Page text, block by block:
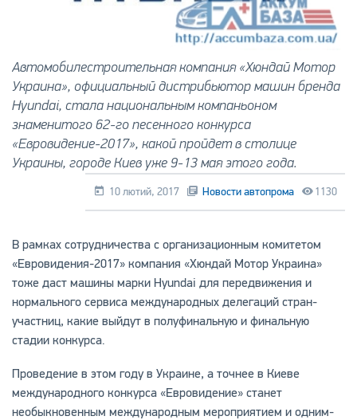
Автомобилестроительная компания «Хюндай Мотор
Украина», официальный дистрибьютор машин бренда
Hyundai, стала национальным компаньоном
знаменитого 62-го песенного конкурса
«Евровидение-2017», какой пройдет в столице
Украины, городе Киев уже 9-13 мая этого года.
10 лютий, 2017 Новости автопрома 1130
В рамках сотрудничества с организационным комитетом
«Евровидения-2017» компания «Хюндай Мотор Украина»
тоже даст машины марки Hyundai для передвижения и
нормального сервиса международных делегаций стран-
участниц, какие выйдут в полуфинальную и финальную
стадии конкурса.
Проведение в этом году в Украине, а точнее в Киеве
международного конкурса «Евровидение» станет
необыкновенным международным мероприятием и одним-